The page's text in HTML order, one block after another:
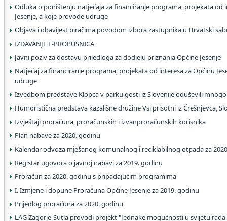
Odluka o poništenju natječaja za financiranje programa, projekata od
Jesenje, a koje provode udruge
Objava i obavijest biračima povodom izbora zastupnika u Hrvatski
IZDAVANJE E-PROPUSNICA
Javni poziv za dostavu prijedloga za dodjelu priznanja Općine Jesenje
Natječaj za financiranje programa, projekata od interesa za Općinu
udruge
Izvedbom predstave Klopca v parku gosti iz Slovenije oduševili
Humoristična predstava kazališne družine Vsi prisotni iz Črešnjevca,
Izvještaji proračuna, proračunskih i izvanproračunskih korisnika
Plan nabave za 2020. godinu
Kalendar odvoza mješanog komunalnog i reciklabilnog otpada za
Registar ugovora o javnoj nabavi za 2019. godinu
Proračun za 2020. godinu s pripadajućim programima
I. Izmjene i dopune Proračuna Općine Jesenje za 2019. godinu
Prijedlog proračuna za 2020. godinu
LAG Zagorje-Sutla provodi projekt "Jednake mogućnosti u svijetu